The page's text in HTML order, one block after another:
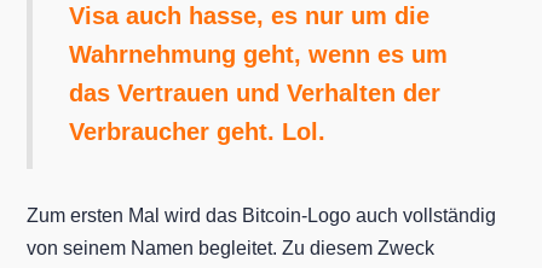
Visa auch hasse, es nur um die
Wahrnehmung geht, wenn es um
das Vertrauen und Verhalten der
Verbraucher geht. Lol.
Zum ersten Mal wird das Bitcoin-Logo auch vollständig
von seinem Namen begleitet. Zu diesem Zweck